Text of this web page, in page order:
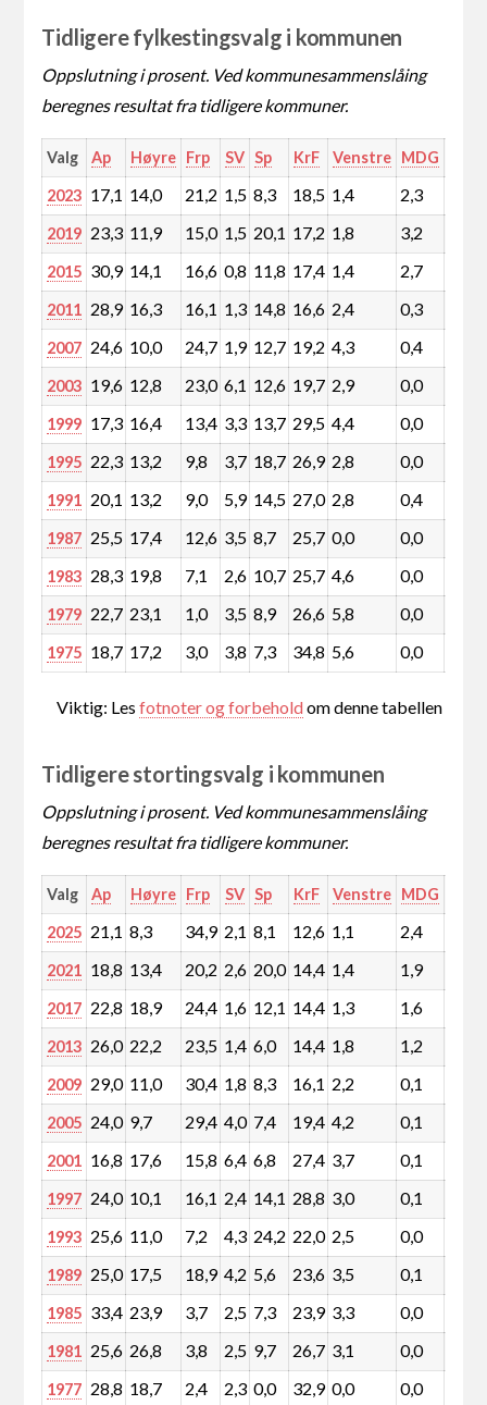
Tidligere fylkestingsvalg i kommunen
Oppslutning i prosent. Ved kommunesammenslåing
beregnes resultat fra tidligere kommuner.
Valg Ap Høyre Frp SV Sp KrF Venstre MDG
2023 17,1 14,0 21,2 1,5 8,3 18,5 1,4 2,3
2019 23,3 11,9 15,0 1,5 20,1 17,2 1,8 3,2
2015 30,9 14,1 16,6 0,8 11,8 17,4 1,4 2,7
2011 28,9 16,3 16,1 1,3 14,8 16,6 2,4 0,3
2007 24,6 10,0 24,7 1,9 12,7 19,2 4,3 0,4
2003 19,6 12,8 23,0 6,1 12,6 19,7 2,9 0,0
1999 17,3 16,4 13,4 3,3 13,7 29,5 4,4 0,0
1995 22,3 13,2 9,8 3,7 18,7 26,9 2,8 0,0
1991 20,1 13,2 9,0 5,9 14,5 27,0 2,8 0,4
1987 25,5 17,4 12,6 3,5 8,7 25,7 0,0 0,0
1983 28,3 19,8 7,1 2,6 10,7 25,7 4,6 0,0
1979 22,7 23,1 1,0 3,5 8,9 26,6 5,8 0,0
1975 18,7 17,2 3,0 3,8 7,3 34,8 5,6 0,0
Viktig: Lesfotnoter og forbeholdom denne tabellen
Tidligere stortingsvalg i kommunen
Oppslutning i prosent. Ved kommunesammenslåing
beregnes resultat fra tidligere kommuner.
Valg Ap Høyre Frp SV Sp KrF Venstre MDG
2025 21,1 8,3 34,9 2,1 8,1 12,6 1,1 2,4
2021 18,8 13,4 20,2 2,6 20,0 14,4 1,4 1,9
2017 22,8 18,9 24,4 1,6 12,1 14,4 1,3 1,6
2013 26,0 22,2 23,5 1,4 6,0 14,4 1,8 1,2
2009 29,0 11,0 30,4 1,8 8,3 16,1 2,2 0,1
2005 24,0 9,7 29,4 4,0 7,4 19,4 4,2 0,1
2001 16,8 17,6 15,8 6,4 6,8 27,4 3,7 0,1
1997 24,0 10,1 16,1 2,4 14,1 28,8 3,0 0,1
1993 25,6 11,0 7,2 4,3 24,2 22,0 2,5 0,0
1989 25,0 17,5 18,9 4,2 5,6 23,6 3,5 0,1
1985 33,4 23,9 3,7 2,5 7,3 23,9 3,3 0,0
1981 25,6 26,8 3,8 2,5 9,7 26,7 3,1 0,0
1977 28,8 18,7 2,4 2,3 0,0 32,9 0,0 0,0